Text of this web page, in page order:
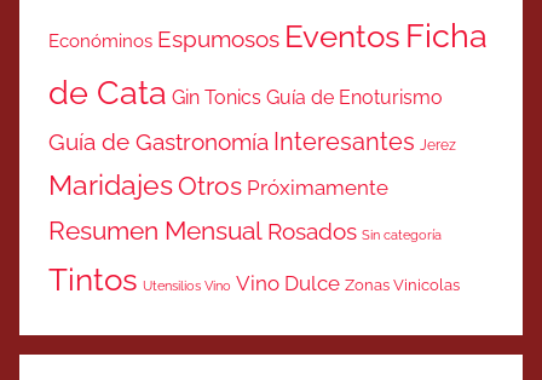
Económinos Espumosos Eventos Ficha
de Cata Gin Tonics Guía de Enoturismo
Guía de Gastronomía Interesantes Jerez
MaridajesOtros Próximamente
Resumen Mensual Rosados Sin categoría
Tintos Utensilios Vino Vino Dulce Zonas Vinicolas